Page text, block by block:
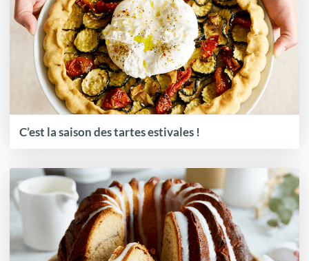
C’est la saison des tartes estivales !